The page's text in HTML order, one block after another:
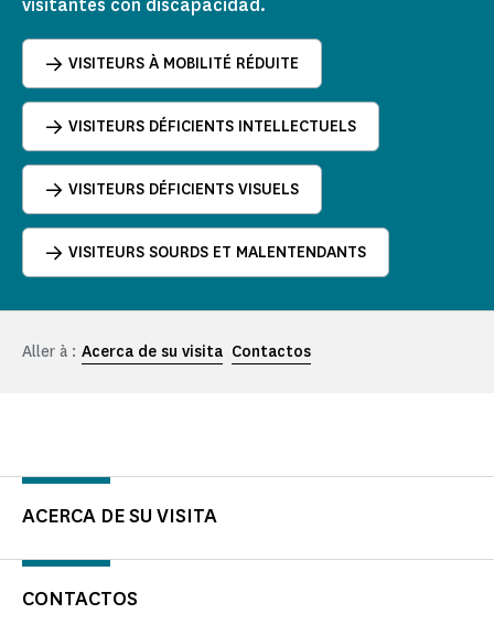
visitantes con discapacidad.
VISITEURS À MOBILITÉ RÉDUITE
VISITEURS DÉFICIENTS INTELLECTUELS
VISITEURS DÉFICIENTS VISUELS
VISITEURS SOURDS ET MALENTENDANTS
Aller à : Acerca de su visita Contactos
ACERCA DE SU VISITA
CONTACTOS